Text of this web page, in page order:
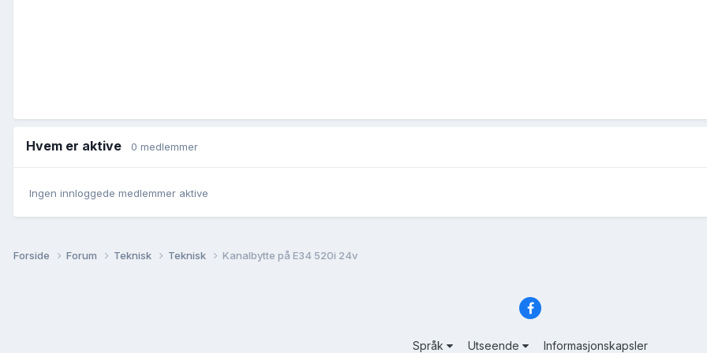
Hvem er aktive 0 medlemmer
Ingen innloggede medlemmer aktive
Forside Forum Teknisk Teknisk Kanalbytte på E34 520i 24v
Språk Utseende Informasjonskapsler